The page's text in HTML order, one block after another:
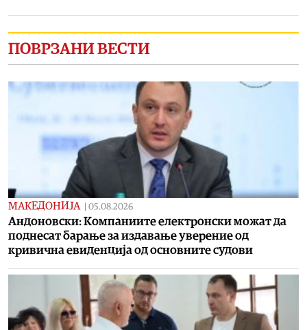
ПОВРЗАНИ ВЕСТИ
МАКЕДОНИЈА | 05.08.2026
Андоновски: Компаниите електронски можат да
поднесат барање за издавање уверение од
кривична евиденција од основните судови